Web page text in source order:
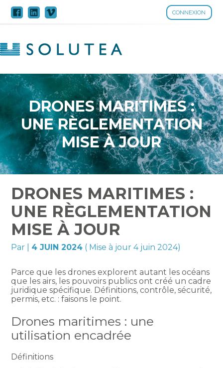
CONNEXION
Aller
DRONES MARITIMES :
UNE RÈGLEMENTATION
MISE À JOUR
DRONES MARITIMES :
UNE RÈGLEMENTATION
MISE À JOUR
Par 4 JUIN 2024 ( Mise à jour 4 juin 2024)
Parce que les drones explorent autant les océans
que les airs, les pouvoirs publics ont créé un cadre
juridique spécifique. Définitions, contrôle, sécurité,
permis, etc. : faisons le point.
Drones maritimes : une
utilisation encadrée
Définitions